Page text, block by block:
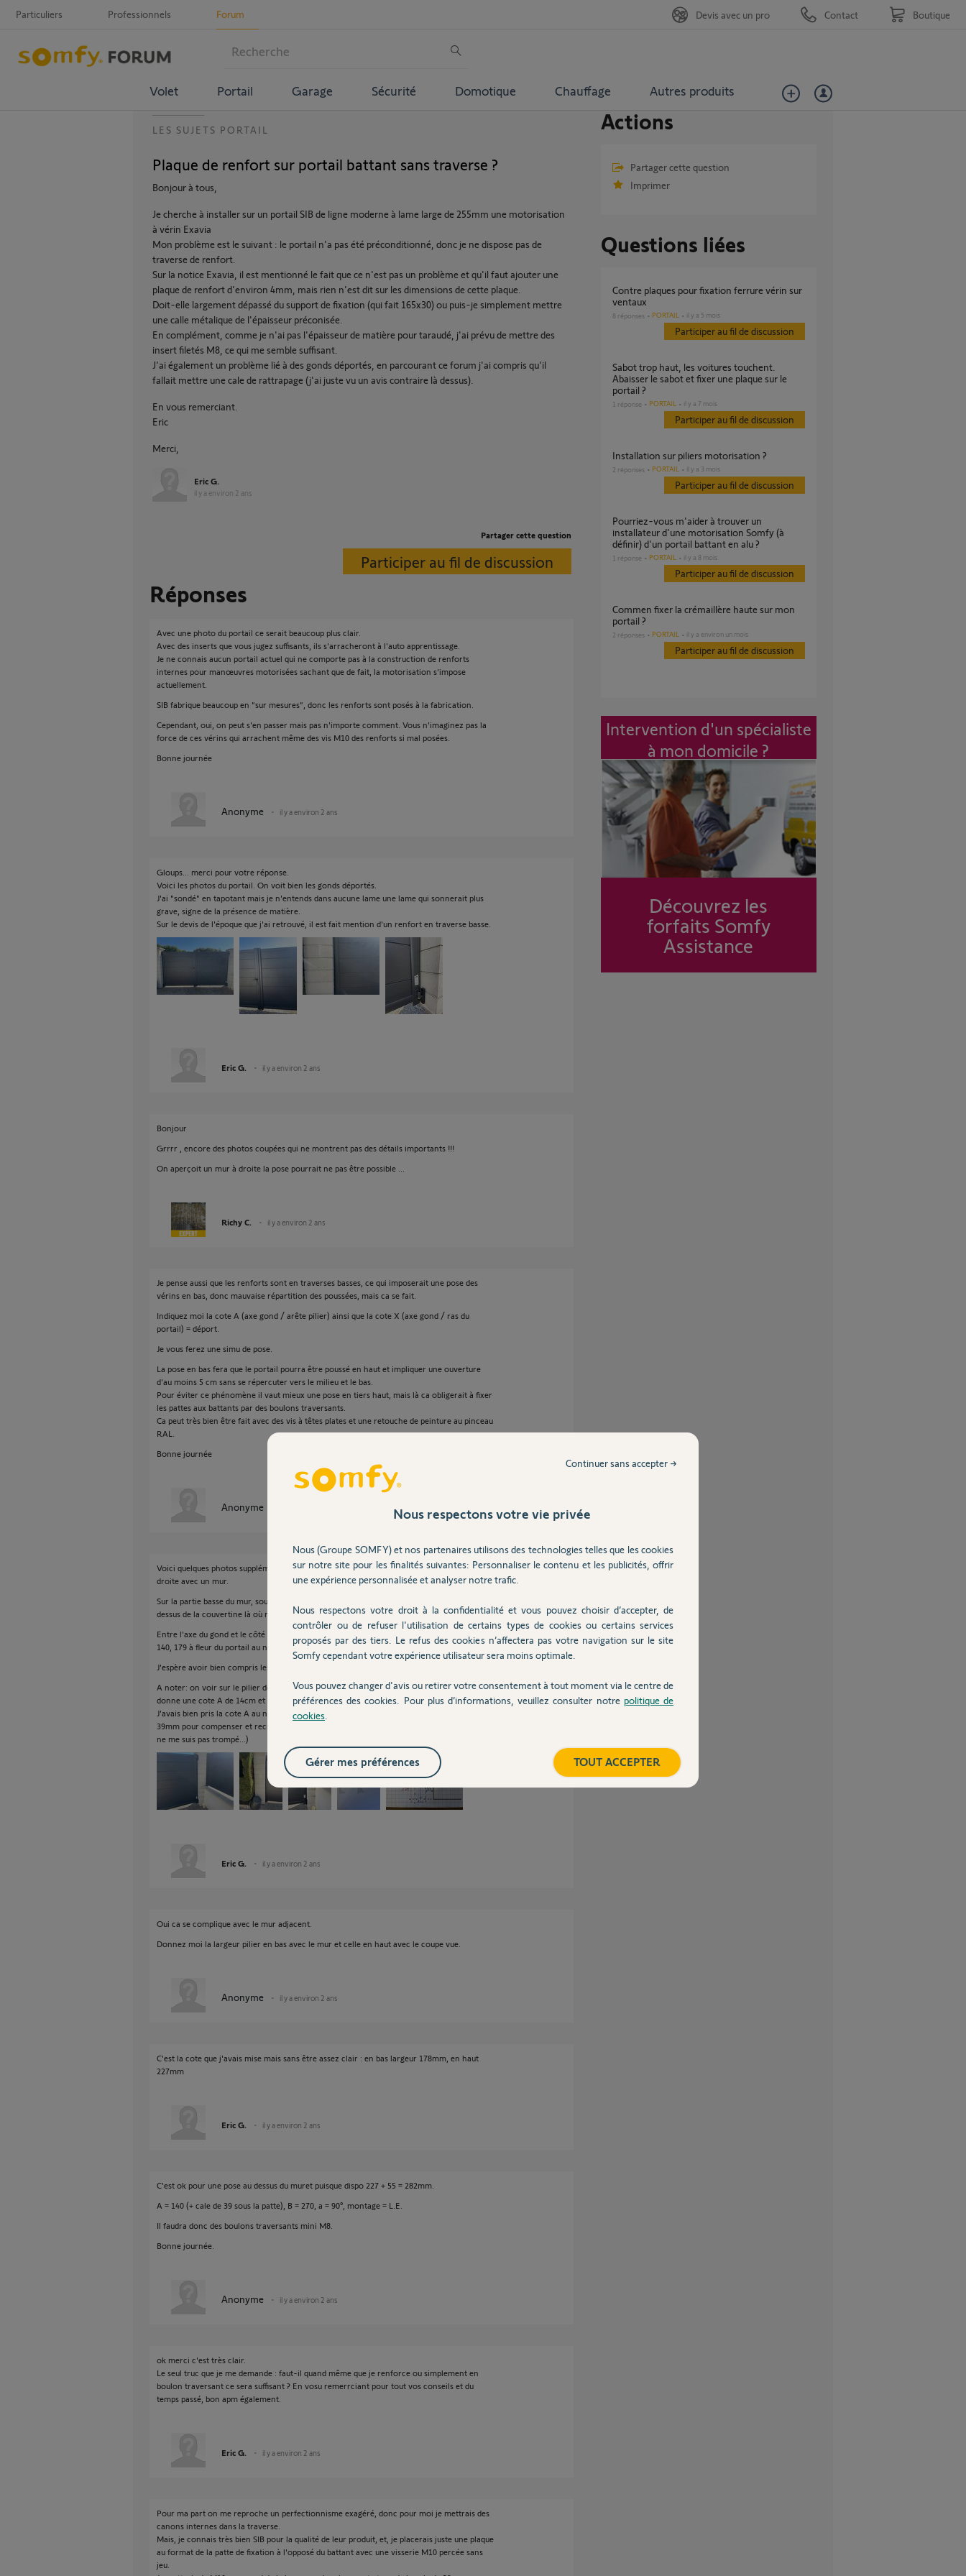
Particuliers Professionnels Forum
Volet Portail Garage Sécurité Domotique Chauffage Autres produits
Devis avec un pro Contact Boutique
LES SUJETS PORTAIL
Plaque de renfort sur portail battant sans traverse ?
Bonjour à tous,
Je cherche à installer sur un portail SIB de ligne moderne à lame large de 255mm une motorisation
à vérin Exavia
Mon problème est le suivant : le portail n'a pas été préconditionné, donc je ne dispose pas de
traverse de renfort.
Sur la notice Exavia, il est mentionné le fait que ce n'est pas un problème et qu'il faut ajouter une
plaque de renfort d'environ 4mm, mais rien n'est dit sur les dimensions de cette plaque.
Doit-elle largement dépassé du support de fixation (qui fait 165x30) ou puis-je simplement mettre
une calle métalique de l'épaisseur préconisée.
En complément, comme je n'ai pas l'épaisseur de matière pour taraudé, j'ai prévu de mettre des
insert filetés M8, ce qui me semble suffisant.
J'ai également un problème lié à des gonds déportés, en parcourant ce forum j'ai compris qu'il
fallait mettre une cale de rattrapage (j'ai juste vu un avis contraire là dessus).
En vous remerciant.
Eric
Merci,
Eric G.
il y a environ 2 ans
Partager cette question
Participer au fil de discussion
Réponses
Avec une photo du portail ce serait beaucoup plus clair.
Avec des inserts que vous jugez suffisants, ils s'arracheront à l'auto apprentissage.
Je ne connais aucun portail actuel qui ne comporte pas à la construction de renforts
internes pour manœuvres motorisées sachant que de fait, la motorisation s'impose
actuellement.
SIB fabrique beaucoup en "sur mesures", donc les renforts sont posés à la fabrication.
Cependant, oui, on peut s'en passer mais pas n'importe comment. Vous n'imaginez pas la
force de ces vérins qui arrachent même des vis M10 des renforts si mal posées.
Bonne journée
Anonyme il y a environ 2 ans
Gloups... merci pour votre réponse.
Voici les photos du portail. On voit bien les gonds déportés.
J'ai "sondé" en tapotant mais je n'entends dans aucune lame une lame qui sonnerait plus
grave, signe de la présence de matière.
Sur le devis de l'époque que j'ai retrouvé, il est fait mention d'un renfort en traverse basse.
Eric G. il y a environ 2 ans
Bonjour
Grrrr , encore des photos coupées qui ne montrent pas des détails importants !!!
On aperçoit un mur à droite la pose pourrait ne pas être possible ...
Richy C. il y a environ 2 ans
Je pense aussi que les renforts sont en traverses basses, ce qui imposerait une pose des
vérins en bas, donc mauvaise répartition des poussées, mais ca se fait.
Indiquez moi la cote A (axe gond / arête pilier) ainsi que la cote X (axe gond / ras du
portail) = déport.
Je vous ferez une simu de pose.
La pose en bas fera que le portail pourra être poussé en haut et impliquer une ouverture
d'au moins 5 cm sans se répercuter vers le milieu et le bas.
Pour éviter ce phénomène il vaut mieux une pose en tiers haut, mais là ca obligerait à fixer
les pattes aux battants par des boulons traversants.
Ca peut très bien être fait avec des vis à têtes plates et une retouche de peinture au pinceau
RAL.
Bonne journée
Anonyme
Voici quelques photos supplémentaires, en effet pour ne rien faciliter j'ai une contrainte à
droite avec un mur.
Sur la partie basse du mur, sous la couvertine, je n'ai que 178mm de largeur, quand au
dessus de la couvertine là où repose la palissade j'ai 227mm.
Entre l'axe du gond et le côté du pilier, j'ai 55mm, et avec l'arrête du pilier j'ai un recul de
140, 179 à fleur du portail au niveau de la lame.
J'espère avoir bien compris les mesures demandées, mes excuses si ce n'est pas le cas...
A noter: on voir sur le pilier de droite les mesure prises hier, avec la roue Somfy, qui me
donne une cote A de 14cm et B de 25.
J'avais bien pris la cote A au niveau de l'axe du gond, et donc prévu de mettre une cale de
39mm pour compenser et recréer le vantail virtuel (vu ca sur un autre fil de discussion si je
ne me suis pas trompé...)
Eric G. il y a environ 2 ans
Oui ca se complique avec le mur adjacent.
Donnez moi la largeur pilier en bas avec le mur et celle en haut avec le coupe vue.
Anonyme il y a environ 2 ans
C'est la cote que j'avais mise mais sans être assez clair : en bas largeur 178mm, en haut
227mm
Eric G. il y a environ 2 ans
C'est ok pour une pose au dessus du muret puisque dispo 227 + 55 = 282mm.
A = 140 (+ cale de 39 sous la patte), B = 270, a = 90°, montage = L.E.
Il faudra donc des boulons traversants mini M8.
Bonne journée.
Anonyme il y a environ 2 ans
ok merci c'est très clair.
Le seul truc que je me demande : faut-il quand même que je renforce ou simplement en
boulon traversant ce sera suffisant ? En vosu remerrciant pour tout vos conseils et du
temps passé, bon apm également.
Eric G. il y a environ 2 ans
Pour ma part on me reproche un perfectionnisme exagéré, donc pour moi je mettrais des
canons internes dans la traverse.
Mais, je connais très bien SIB pour la qualité de leur produit, et, je placerais juste une plaque
au format de la patte de fixation à l'opposé du battant avec une visserie M10 percée sans
jeu.
Actions
Partager cette question
Imprimer
Questions liées
Contre plaques pour fixation ferrure vérin sur
ventaux
8 réponses PORTAIL il y a 5 mois
Participer au fil de discussion
Sabot trop haut, les voitures touchent.
Abaisser le sabot et fixer une plaque sur le
portail ?
1 réponse PORTAIL il y a 7 mois
Participer au fil de discussion
installation sur piliers motorisation ?
2 réponses PORTAIL il y a 3 mois
Participer au fil de discussion
Pourriez-vous m'aider à trouver un
installateur d'une motorisation Somfy (à
définir) d'un portail battant en alu ?
1 réponse PORTAIL il y a 8 mois
Participer au fil de discussion
Commen fixer la crémaillère haute sur mon
portail ?
2 réponses PORTAIL il y a environ un mois
Participer au fil de discussion
Intervention d'un spécialiste
à mon domicile ?
Découvrez les
forfaits Somfy
Assistance
Nous respectons votre vie privée
Nous (Groupe SOMFY) et nos partenaires utilisons des technologies telles que les cookies
sur notre site pour les finalités suivantes: Personnaliser le contenu et les publicités, offrir
une expérience personnalisée et analyser notre trafic.
Nous respectons votre droit à la confidentialité et vous pouvez choisir d’accepter, de
contrôler ou de refuser l'utilisation de certains types de cookies ou certains services
proposés par des tiers. Le refus des cookies n’affectera pas votre navigation sur le site
Somfy cependant votre expérience utilisateur sera moins optimale.
Vous pouvez changer d'avis ou retirer votre consentement à tout moment via le centre de
préférences des cookies. Pour plus d’informations, veuillez consulter notre politique de
cookies
Continuer sans accepter →
TOUT ACCEPTER
Gérer mes préférences